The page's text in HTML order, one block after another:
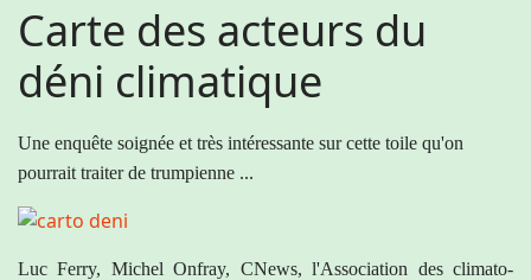
Carte des acteurs du
déni climatique
Une enquête soignée et très intéressante sur cette toile qu'on
pourrait traiter de trumpienne ...
Luc Ferry, Michel Onfray, CNews, l'Association des climato-